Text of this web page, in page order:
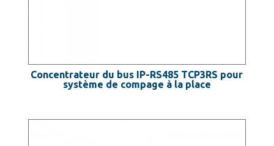
Concentrateur du bus IP-RS485 TCP3RS pour
système de compage à la place